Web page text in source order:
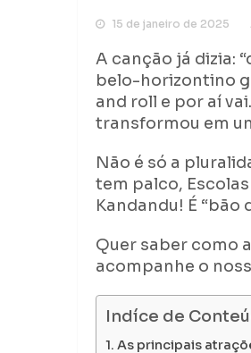
15 de janeiro de 2025
A canção já dizia:
belo-horizontino
and roll e por aí
transformou em
Não é só a
tem palco,
Kandandu! É “bão
Quer saber como
acompanhe o
Indíce de
As principais